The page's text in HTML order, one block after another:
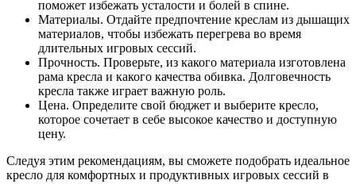
поможет избежать усталости и болей в спине.
Материалы. Отдайте предпочтение креслам из дышащих
материалов, чтобы избежать перегрева во время
длительных игровых сессий.
Прочность. Проверьте, из какого материала изготовлена
рама кресла и какого качества обивка. Долговечность
кресла также играет важную роль.
Цена. Определите свой бюджет и выберите кресло,
которое сочетает в себе высокое качество и доступную
цену.
Следуя этим рекомендациям, вы сможете подобрать идеальное
кресло для комфортных и продуктивных игровых сессий в